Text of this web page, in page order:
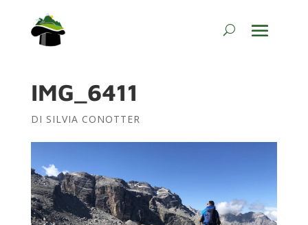
IMG_6411
DI SILVIA CONOTTER